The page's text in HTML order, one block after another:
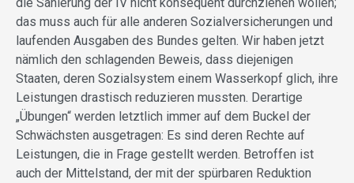
das muss auch für alle anderen Sozialversicherungen und
laufenden Ausgaben des Bundes gelten. Wir haben jetzt
nämlich den schlagenden Beweis, dass diejenigen
Staaten, deren Sozialsystem einem Wasserkopf glich, ihre
Leistungen drastisch reduzieren mussten. Derartige
„Übungen“ werden letztlich immer auf dem Buckel der
Schwächsten ausgetragen: Es sind deren Rechte auf
Leistungen, die in Frage gestellt werden. Betroffen ist
auch der Mittelstand, der mit der spürbaren Reduktion